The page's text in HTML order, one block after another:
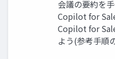
会議の要約を
Copilot for
Copilot for
よう(参考手順